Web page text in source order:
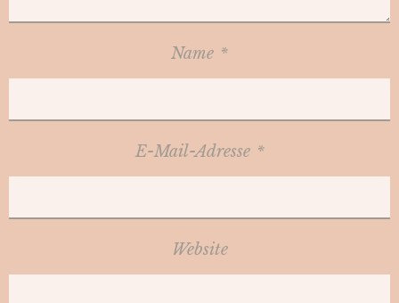
Name *
E-Mail-Adresse *
Website